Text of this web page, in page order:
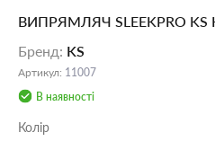
ВИПРЯМЛЯЧ SLEEKPRO KS
Бренд: KS
Артикул: 11007
В наявності
Колір